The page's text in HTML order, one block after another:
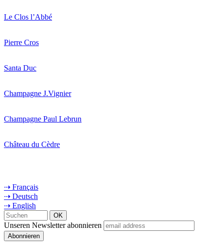
Le Clos l’Abbé
Pierre Cros
Santa Duc
Champagne J.Vignier
Champagne Paul Lebrun
Château du Cèdre
⇢ Français
⇢ Deutsch
⇢ English
Unseren Newsletter abonnieren